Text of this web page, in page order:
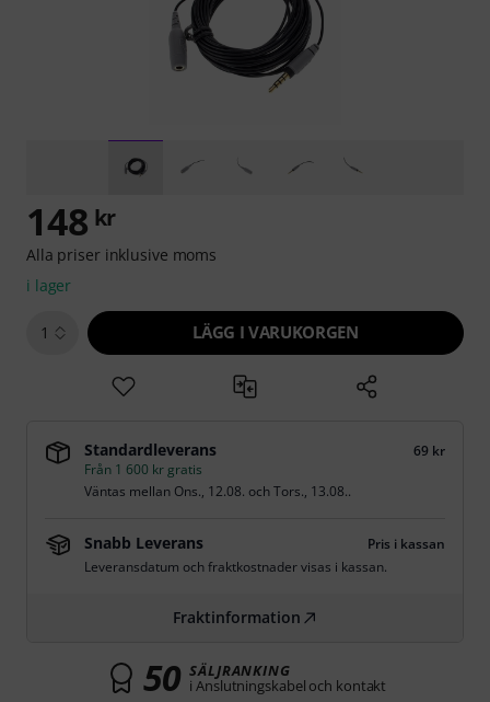
148 kr
Alla priser inklusive moms
i lager
1 LÄGG I VARUKORGEN
Standardleverans
69 kr
Från 1 600 kr gratis
Väntas mellan Ons., 12.08. ochTors., 13.08..
Snabb Leverans
Pris i kassan
Leveransdatum och fraktkostnader visas i kassan.
Fraktinformation
50 SÄLJRANKING
i Anslutningskabel och kontakt